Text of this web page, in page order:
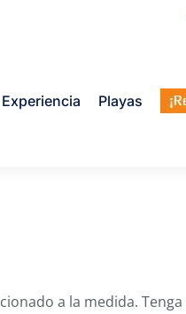
Experiencia Playas
a la medida.